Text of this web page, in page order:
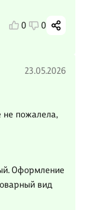
0 0
23.05.2026
не пожалела,
Оформление
вид